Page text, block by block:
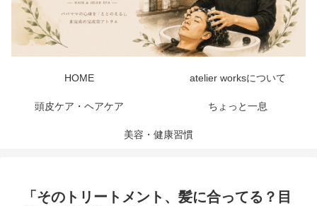
HOME atelier worksについて
頭皮ケア・ヘアケア ちょっと一息
美容・健康習慣
「そのトリートメント、髪に合ってる？目